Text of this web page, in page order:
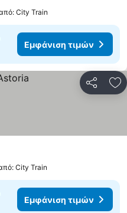
City Train
Εμφάνιση τιμών
City Train
Εμφάνιση τιμών